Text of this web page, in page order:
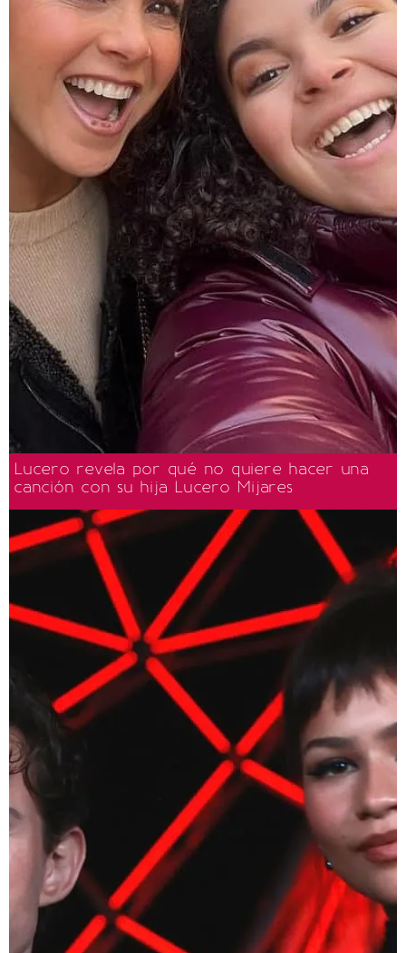
Lucero revela por qué no quiere hacer una
canción con su hija Lucero Mijares